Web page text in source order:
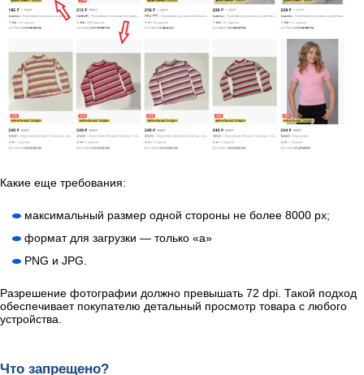
Какие еще требования:
максимальный размер одной стороны не более 8000 px;
формат для загрузки — только «а»
PNG и JPG.
Разрешение фотографии должно превышать 72 dpi. Такой подход
обеспечивает покупателю детальный просмотр товара с любого
устройства.
Что запрещено?